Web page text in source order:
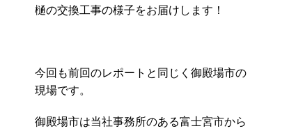
樋の交換工事の様子をお届けします！
今回も前回のレポートと同じく御殿場市の
現場です。
御殿場市は当社事務所のある富士宮市から